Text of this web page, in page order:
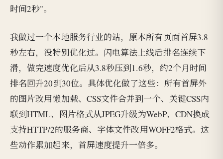
时间2秒"。
我做过一个本地服务行业的站，原本所有页面首屏3.8
秒左右，没特别优化过。闪电算法上线后排名连续下
滑，做完速度优化后从3.8秒压到1.6秒，约2个月时间
排名回升20到30位。具体优化做了这些：所有首屏外
的图片改用懒加载、CSS文件合并到一个、关键CSS内
联到HTML、图片格式从JPEG升级为WebP、CDN换成
支持HTTP/2的服务商、字体文件改用WOFF2格式。这
些动作累加起来，首屏速度提升一倍多。